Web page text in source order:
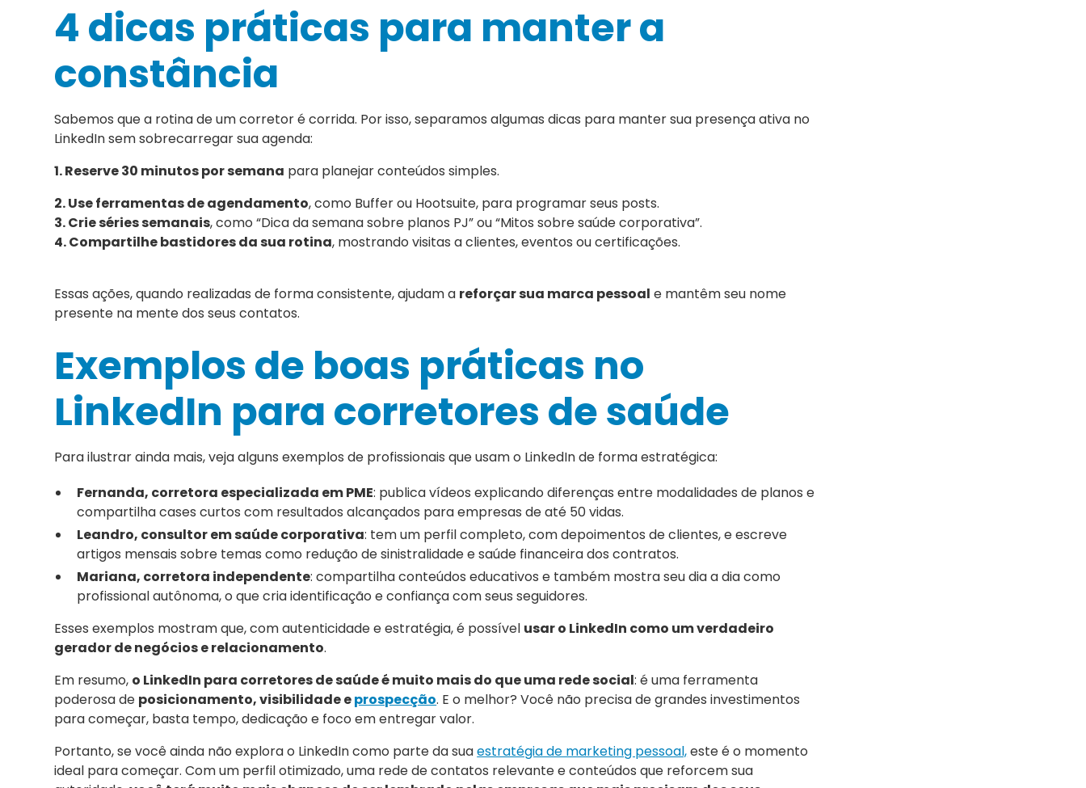
4 dicas práticas para manter a
constância
Sabemos que a rotina de um corretor é corrida. Por isso, separamos algumas dicas para manter sua presença ativa no
LinkedIn sem sobrecarregar sua agenda:
1. Reserve 30 minutos por semana para planejar conteúdos simples.
2. Use ferramentas de agendamento, como Buffer ou Hootsuite, para programar seus posts.
3. Crie séries semanais, como “Dica da semana sobre planos PJ” ou “Mitos sobre saúde corporativa”.
4. Compartilhe bastidores da sua rotina, mostrando visitas a clientes, eventos ou certificações.
Essas ações, quando realizadas de forma consistente, ajudam a reforçar sua marca pessoal e mantêm seu nome
presente na mente dos seus contatos.
Exemplos de boas práticas no
LinkedIn para corretores de saúde
Para ilustrar ainda mais, veja alguns exemplos de profissionais que usam o LinkedIn de forma estratégica:
Fernanda, corretora especializada em PME: publica vídeos explicando diferenças entre modalidades de planos e
compartilha cases curtos com resultados alcançados para empresas de até 50 vidas.
Leandro, consultor em saúde corporativa: tem um perfil completo, com depoimentos de clientes, e escreve
artigos mensais sobre temas como redução de sinistralidade e saúde financeira dos contratos.
Mariana, corretora independente: compartilha conteúdos educativos e também mostra seu dia a dia como
profissional autônoma, o que cria identificação e confiança com seus seguidores.
Esses exemplos mostram que, com autenticidade e estratégia, é possível usar o LinkedIn como um verdadeiro
gerador de negócios e relacionamento.
Em resumo, o LinkedIn para corretores de saúde é muito mais do que uma rede social: é uma ferramenta
poderosa de posicionamento, visibilidade eprospecção. E o melhor? Você não precisa de grandes investimentos
para começar, basta tempo, dedicação e foco em entregar valor.
Portanto, se você ainda não explora o LinkedIn como parte da suaestratégia de marketing pessoal,este é o momento
ideal para começar. Com um perfil otimizado, uma rede de contatos relevante e conteúdos que reforcem sua